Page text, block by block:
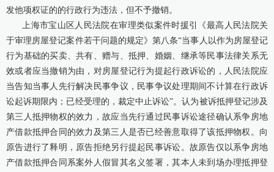
发他项权证的的行政行为违法，但不予撤销。
上海市宝山区人民法院在审理类似案件时援引《最高人民法院关
于审理房屋登记案件若干问题的规定》第八条“当事人以作为房屋登记
行为基础的买卖、共有、赠与、抵押、婚姻、继承等民事法律关系无
效或者应当撤销为由，对房屋登记行为提起行政诉讼的，人民法院应
当告知当事人先行解决民事争议，民事争议处理期间不计算在行政诉
讼起诉期限内；已经受理的，裁定中止诉讼”。认为被诉抵押登记涉及
第三人抵押物权的效力，故应当先行通过民事诉讼途径确认系争房地
产借款抵押合同的效力及第三人是否已经善意取得了该抵押物权。向
原告进行了释明，原告拒绝另行提起民事诉讼。故原告仅以系争房地
产借款抵押合同系案外人假冒其名义签署，其本人未到场办理抵押登